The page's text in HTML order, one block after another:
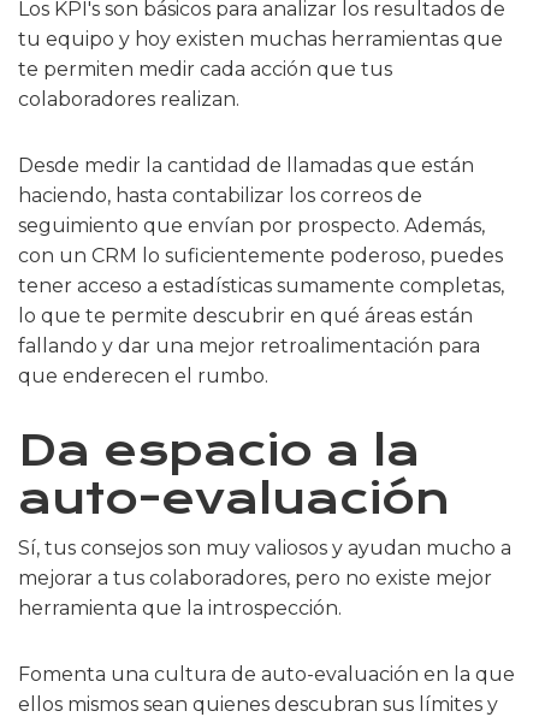
Los KPI's son básicos para analizar los resultados de
tu equipo y hoy existen muchas herramientas que
te permiten medir cada acción que tus
colaboradores realizan.
Desde medir la cantidad de llamadas que están
haciendo, hasta contabilizar los correos de
seguimiento que envían por prospecto. Además,
con un CRM lo suficientemente poderoso, puedes
tener acceso a estadísticas sumamente completas,
lo que te permite descubrir en qué áreas están
fallando y dar una mejor retroalimentación para
que enderecen el rumbo.
Da espacio a la
auto-evaluación
Sí, tus consejos son muy valiosos y ayudan mucho a
mejorar a tus colaboradores, pero no existe mejor
herramienta que la introspección.
Fomenta una cultura de auto-evaluación en la que
ellos mismos sean quienes descubran sus límites y